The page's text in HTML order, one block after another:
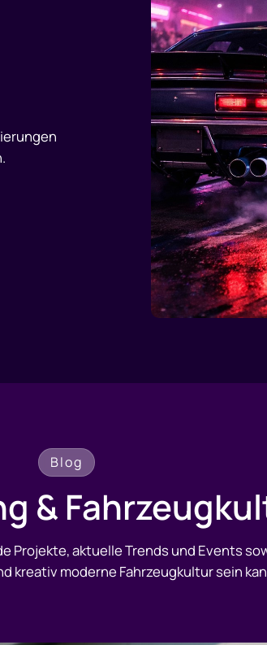
Blog
&
Projekte, aktuelle Trends und Events
kreativ moderne Fahrzeugkultur sein